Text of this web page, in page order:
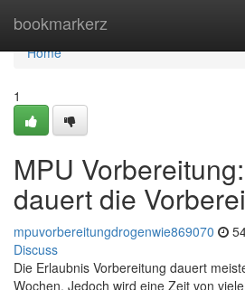
bookmarkerz
Home
Home
1
MPU
dauert die
mpuvorbereitungdrogenwie869070
Discuss
Die Erlaubnis Vorbereitung dauert
Wochen. Jedoch wird eine Zeit von